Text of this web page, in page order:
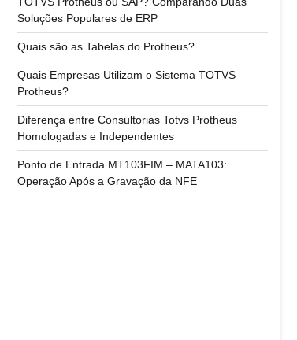
Soluções Populares de ERP
Quais são as Tabelas do Protheus?
Quais Empresas Utilizam o Sistema TOTVS
Protheus?
Diferença entre Consultorias Totvs Protheus
Homologadas e Independentes
Ponto de Entrada MT103FIM – MATA103:
Operação Após a Gravação da NFE